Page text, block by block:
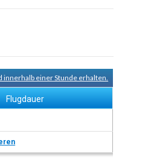
innerhalb einer Stunde erhalten.
Flugdauer